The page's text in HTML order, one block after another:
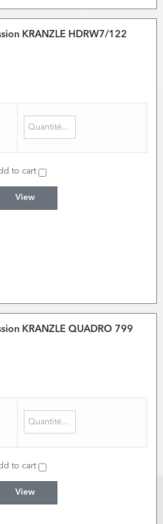
KRANZLE HDRW7/122
to cart
View
KRANZLE QUADRO 799
to cart
View